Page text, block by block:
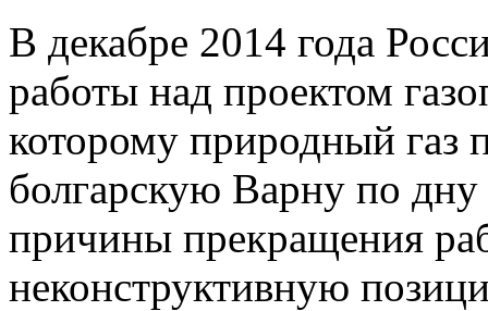
В декабре 2014 года
работы над проектом
которому природный газ
болгарскую Варну по
причины прекращения
неконструктивную